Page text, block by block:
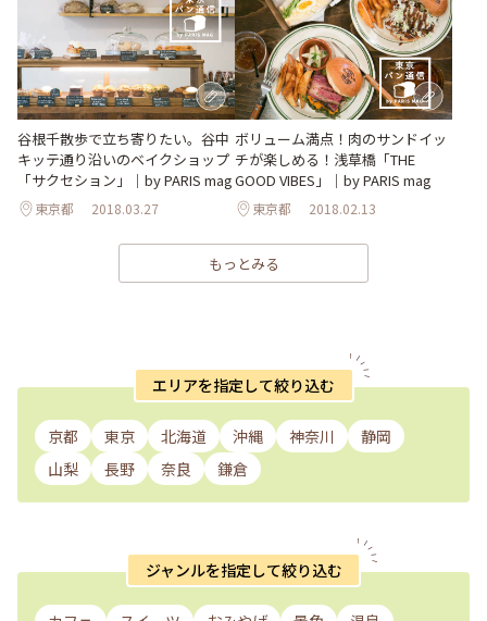
谷根千散歩で立ち寄りたい。谷中
キッテ通り沿いのベイクショップ
「サクセション」｜by PARIS mag
東京都 2018.03.27
ボリューム満点！肉のサンドイッ
チが楽しめる！浅草橋「THE
GOOD VIBES」｜by PARIS mag
東京都 2018.02.13
もっとみる
エリアを指定して絞り込む
京都 東京 北海道 沖縄 神奈川
静岡
山梨
長野 奈良 鎌倉
ジャンルを指定して絞り込む